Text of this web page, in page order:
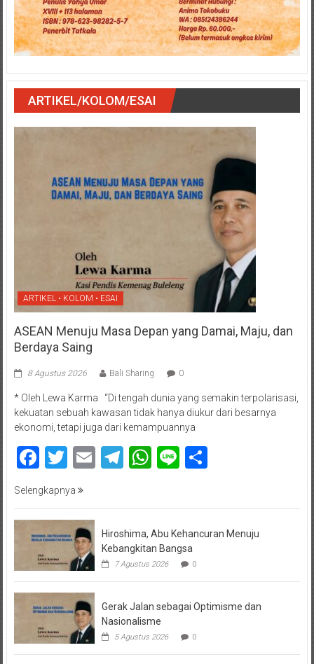
ARTIKEL/KOLOM/ESAI
ARTIKEL • KOLOM • ESAI
ASEAN Menuju Masa Depan yang Damai, Maju, dan
Berdaya Saing
8 Agustus 2026 Bali Sharing 0
* Oleh Lewa Karma “Di tengah dunia yang semakin terpolarisasi,
kekuatan sebuah kawasan tidak hanya diukur dari besarnya
ekonomi, tetapi juga dari kemampuannya
Facebook
Twitter
EmailTelegram
WhatsApp
Line
Selengkapnya
Hiroshima, Abu Kehancuran Menuju
Kebangkitan Bangsa
7 Agustus 2026 0
Gerak Jalan sebagai Optimisme dan
Nasionalisme
5 Agustus 2026 0